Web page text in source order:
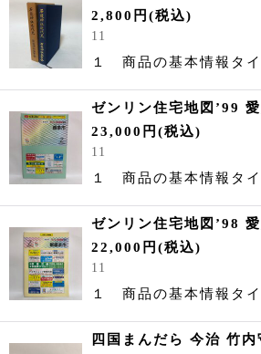
2,800 円 (税込)
11
１ 商品の基本情報
ゼンリン住宅地図’99
23,000 円 (税込)
11
１ 商品の基本情報
ゼンリン住宅地図’98
22,000 円 (税込)
11
１ 商品の基本情報
四国まんだら 今治 竹